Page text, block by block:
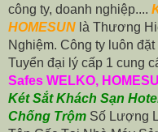
công ty, doanh nghiệp....
HOMESUN là Thương
Nghiệm. Công ty luôn
Tuyển đại lý cấp 1 cung
Safes WELKO,
Két Sắt Khách Sạn
Chống Trộm Số Lượng